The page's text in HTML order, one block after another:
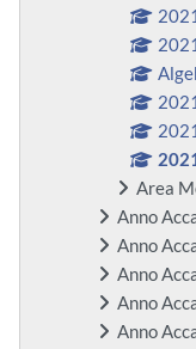
Area
Anno
Anno
Anno
Anno
Anno